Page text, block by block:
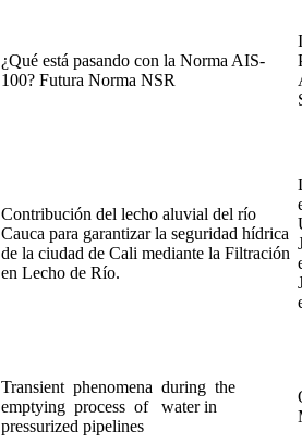
¿Qué está pasando con la Norma AIS-
100? Futura Norma NSR
Contribución del lecho aluvial del río
Cauca para garantizar la seguridad hídrica
de la ciudad de Cali mediante la Filtración
en Lecho de Río.
Transient phenomena during the
emptying process of water in
pressurized pipelines